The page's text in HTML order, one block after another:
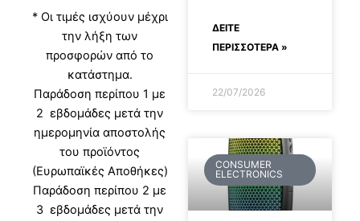
* Οι τιμές ισχύουν μέχρι
την λήξη των
προσφορών από το
κατάστημα.
Παράδοση περίπου 1 με
2 εβδομάδες μετά την
ημερομηνία αποστολής
του προϊόντος
(Ευρωπαϊκές Αποθήκες)
Παράδοση περίπου 2 με
3 εβδομάδες μετά την
ΔΕΊΤΕ
ΠΕΡΙΣΣΟΤΕΡΑ »
22/07/2026
CONSUMER
ELECTRONICS